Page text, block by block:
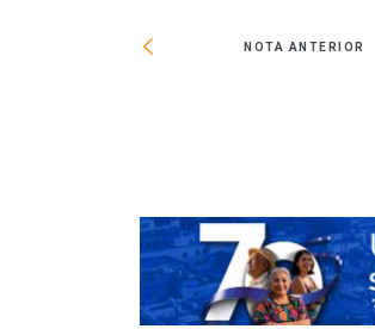
NOTA ANTERIOR